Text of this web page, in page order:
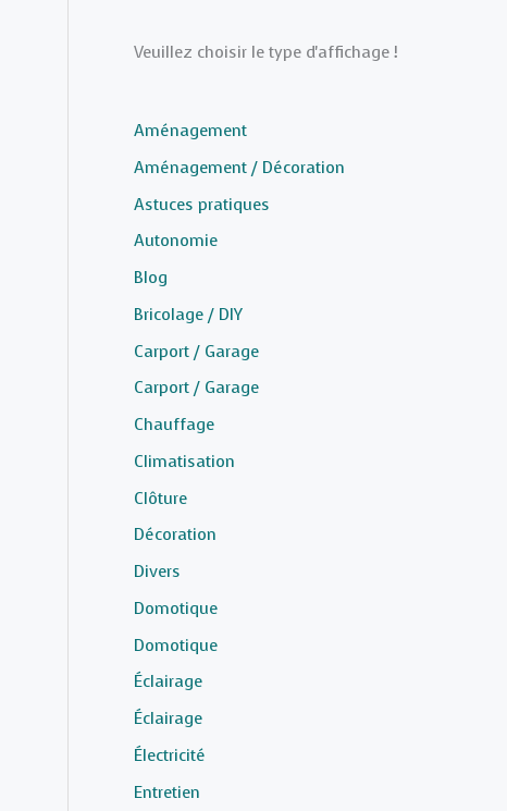
Veuillez choisir le type d'affichage !
Aménagement
Aménagement / Décoration
Astuces pratiques
Autonomie
Blog
Bricolage / DIY
Carport / Garage
Carport / Garage
Chauffage
Climatisation
Clôture
Décoration
Divers
Domotique
Domotique
Éclairage
Éclairage
Électricité
Entretien